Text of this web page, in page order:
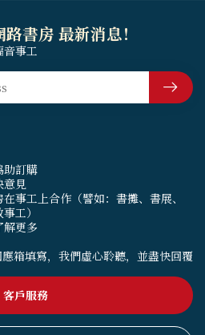
助訂購
意見
事工上合作（譬如：書攤、書展、
工）
解更多
箱填寫，我們虛心聆聽，並盡快回覆
客戶服務
書房 最新消息！
事工